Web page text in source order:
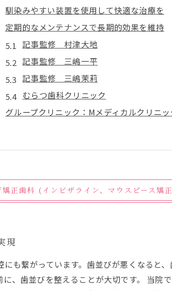
馴染みやすい装置を使用して快適な治療を
定期的なメンテナンスで長期的効果を維持
記事監修 村津大地
記事監修 三嶋一平
記事監修 三嶋茉莉
むらつ歯科クリニック
グループクリニック：Mメディカルクリニ
正歯科 (インビザライン、マウスピース矯
現
も繋がっています。歯並びが悪くなると
、歯並びを整えることが大切です。 当院